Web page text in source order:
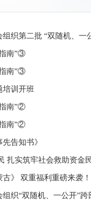
织第二批 “双随机、一
南”③
南”③
培训开班
南”②
南”②
告知书》
扎实筑牢社会救助资金
》 双重福利重磅来袭！
织“双随机、一公开”